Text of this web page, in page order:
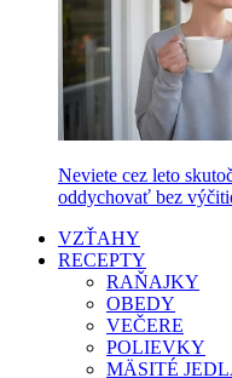
Neviete cez leto
oddychovať bez
VZŤAHY
RECEPTY
RAŇAJKY
OBEDY
VEČERE
POLIEVKY
MÄSITÉ